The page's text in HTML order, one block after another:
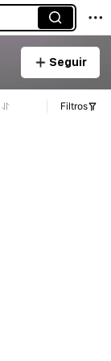
Seguir
Filtros